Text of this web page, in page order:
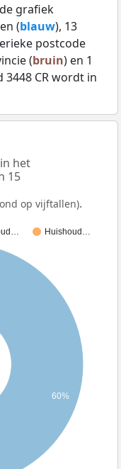
grafiek
(blauw), 13
postcode
(bruin) en 1
CR wordt in
het
15
op vijftallen).
Huishoud…
60%